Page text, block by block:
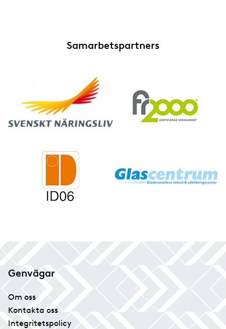
Samarbetspartners
Genvägar
Om oss
Kontakta oss
Integritetspolicy